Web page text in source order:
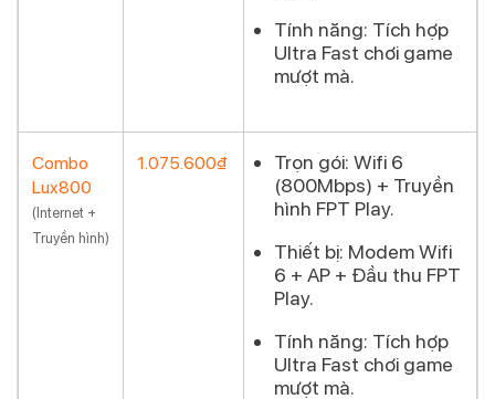
Tính năng: Tích hợp
Ultra Fast chơi game
mượt mà.
Combo
Lux800
(Internet +
Truyền hình)
1.075.600₫ Trọn gói: Wifi 6
(800Mbps) + Truyền
hình FPT Play.
Thiết bị: Modem Wifi
6 + AP + Đầu thu FPT
Play.
Tính năng: Tích hợp
Ultra Fast chơi game
mượt mà.